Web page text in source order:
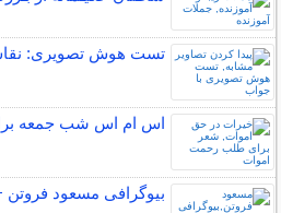
تست هوش تصویری: نقاش
اس ام اس شب جمعه
بیوگرافی مسعود